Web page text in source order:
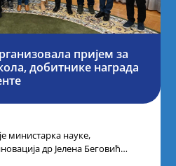
пријем за
добитнике награда
министарка науке,
др Јелена Беговић